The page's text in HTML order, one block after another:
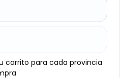
piel y sin hueso,
hasta alcanzar el peso
Procesado en Centro
insumos importados
carrito para cada provincia
carrito para cada provincia